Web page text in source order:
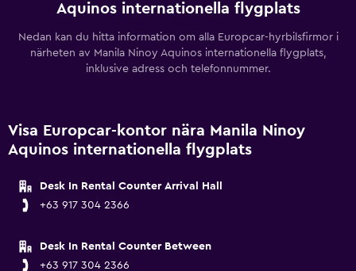
Aquinos internationella flygplats
Nedan kan du hitta information om alla Europcar-hyrbilsfirmor i
närheten av Manila Ninoy Aquinos internationella flygplats,
inklusive adress och telefonnummer.
Visa Europcar-kontor nära Manila Ninoy
Aquinos internationella flygplats
Desk In Rental Counter Arrival Hall
+63 917 304 2366
Desk In Rental Counter Between
+63 917 304 2366